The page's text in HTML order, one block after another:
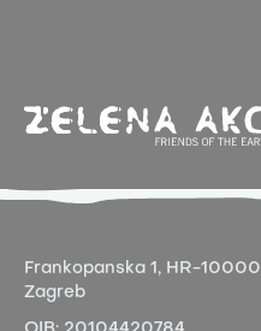
Frankopanska 1, HR-10000
Zagreb